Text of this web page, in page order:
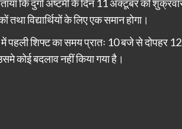
कि दुर्गा अष्टमी के दिन 11 अक्टूबर को
विद्यार्थियों के लिए एक समान होगा।
में पहली शिफ्ट का समय प्रातः 10 बजे से दोपहर
कोई बदलाव नहीं किया गया है।